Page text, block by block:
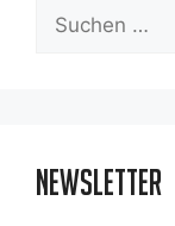
Suchen
Newsletter